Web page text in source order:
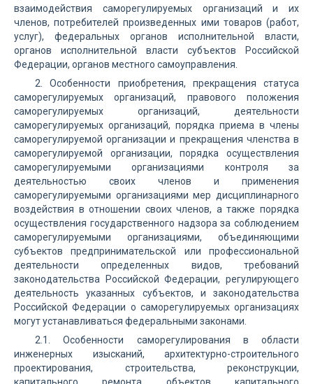
взаимодействия саморегулируемых организаций и их
членов, потребителей произведенных ими товаров (работ,
услуг), федеральных органов исполнительной власти,
органов исполнительной власти субъектов Российской
Федерации, органов местного самоуправления.
2. Особенности приобретения, прекращения статуса
саморегулируемых организаций, правового положения
саморегулируемых организаций, деятельности
саморегулируемых организаций, порядка приема в члены
саморегулируемой организации и прекращения членства в
саморегулируемой организации, порядка осуществления
саморегулируемыми организациями контроля за
деятельностью своих членов и применения
саморегулируемыми организациями мер дисциплинарного
воздействия в отношении своих членов, а также порядка
осуществления государственного надзора за соблюдением
саморегулируемыми организациями, объединяющими
субъектов предпринимательской или профессиональной
деятельности определенных видов, требований
законодательства Российской Федерации, регулирующего
деятельность указанных субъектов, и законодательства
Российской Федерации о саморегулируемых организациях
могут устанавливаться федеральными законами.
2.1. Особенности саморегулирования в области
инженерных изысканий, архитектурно-строительного
проектирования, строительства, реконструкции,